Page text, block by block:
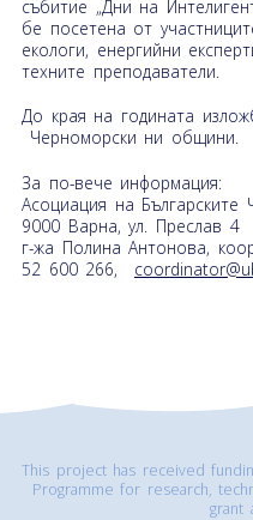
събитие „Дни на
бе посетена от
екологи, енергийни
техните преподаватели.
До края на годината
Черноморски ни общини.
За по-вече информация:
Aсоциация на
9000 Варна, ул. Преслав 4
г-жа Полина Антонова,
52 600 266,
This project has received
Programme for research,
grant